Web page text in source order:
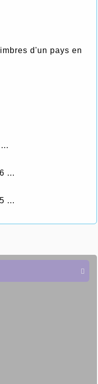
d'un pays en
...
...
